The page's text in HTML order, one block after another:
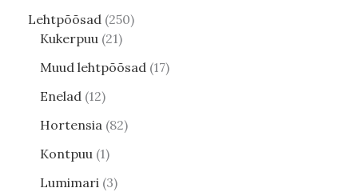
Lehtpõõsad 250
Kukerpuu 21
Muud lehtpõõsad 17
Enelad 12
Hortensia 82
Kontpuu 1
Lumimari 3